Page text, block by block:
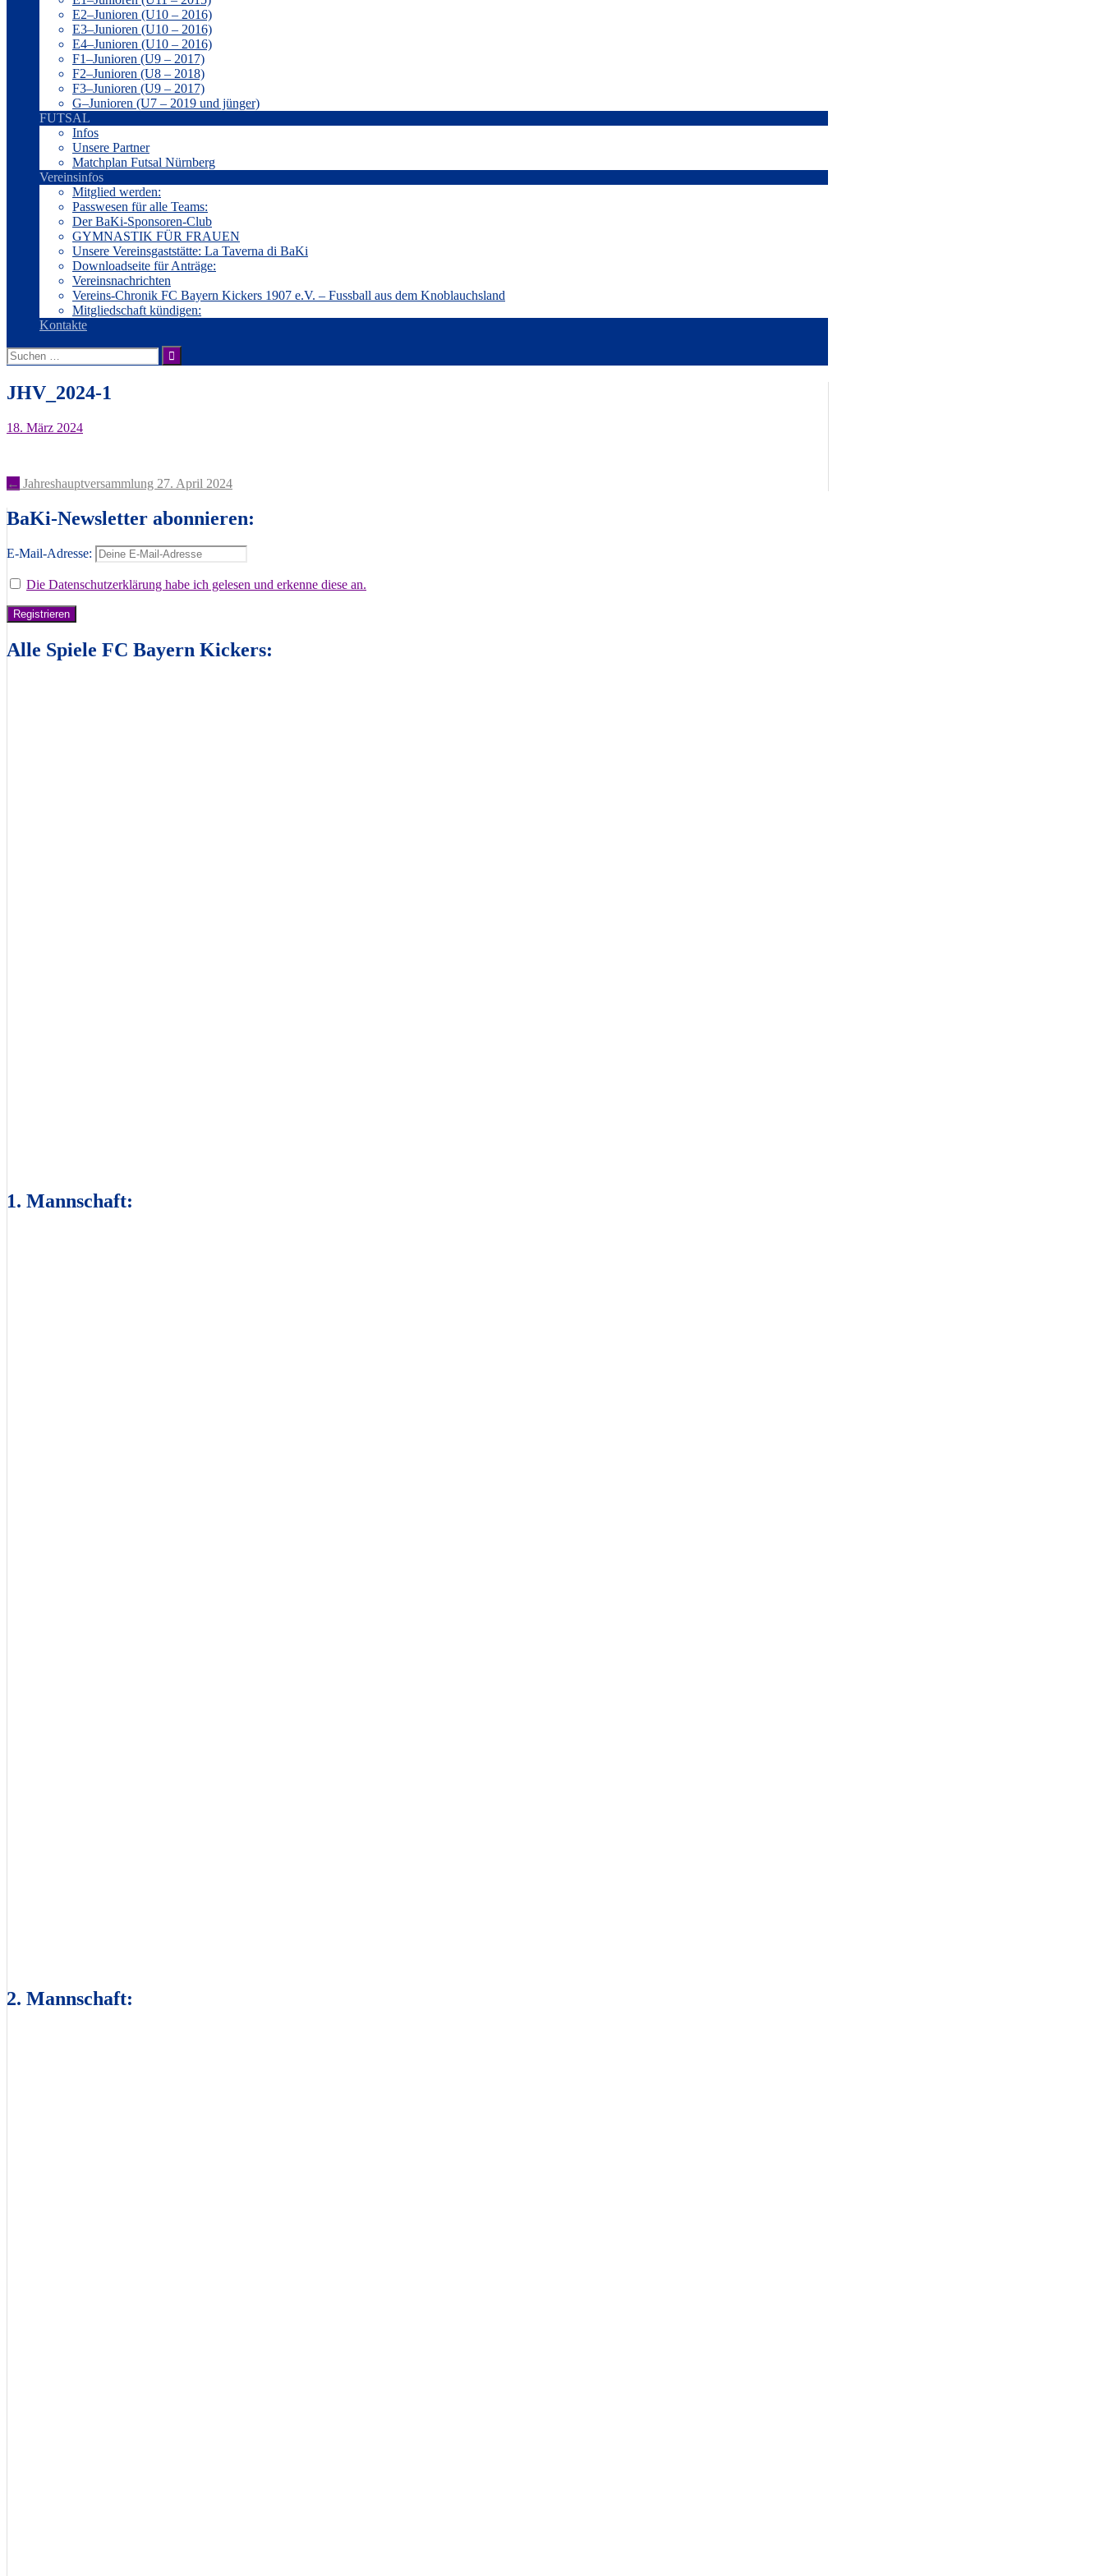
E2–Junioren (U10 – 2016)
E3–Junioren (U10 – 2016)
E4–Junioren (U10 – 2016)
F1–Junioren (U9 – 2017)
F2–Junioren (U8 – 2018)
F3–Junioren (U9 – 2017)
G–Junioren (U7 – 2019 und jünger)
FUTSAL
Infos
Unsere Partner
Matchplan Futsal Nürnberg
Vereinsinfos
Mitglied werden:
Passwesen für alle Teams:
Der BaKi-Sponsoren-Club
GYMNASTIK FÜR FRAUEN
Unsere Vereinsgaststätte: La Taverna di BaKi
Downloadseite für Anträge:
Vereinsnachrichten
Vereins-Chronik FC Bayern Kickers 1907 e.V. – Fussball aus dem Knoblauchsland
Mitgliedschaft kündigen:
Kontakte
Suche
nach:
JHV_2024-1
18. März 2024
Artikel-
Navigation
← Jahreshauptversammlung 27. April 2024
BaKi-Newsletter abonnieren:
E-Mail-Adresse:
Die Datenschutzerklärung habe ich gelesen und erkenne diese an.
Alle Spiele FC Bayern Kickers:
1. Mannschaft:
2. Mannschaft: